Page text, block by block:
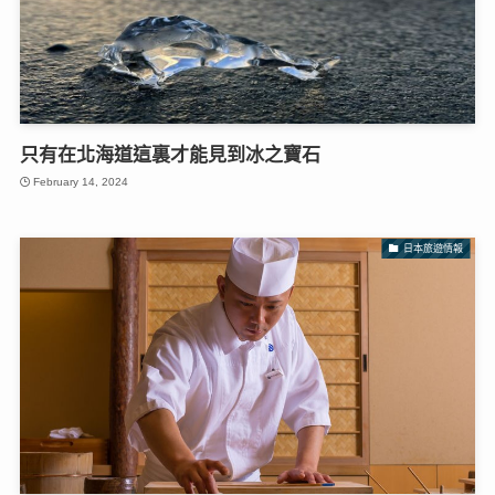
只有在北海道這裏才能見到冰之寶石
February 14, 2024
日本旅遊情報